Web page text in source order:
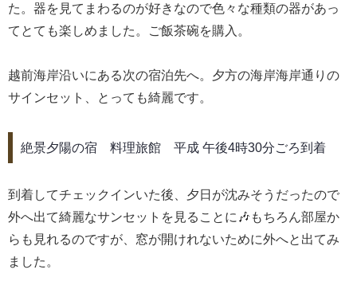
た。器を見てまわるのが好きなので色々な種類の器があっ
てとても楽しめました。ご飯茶碗を購入。
越前海岸沿いにある次の宿泊先へ。夕方の海岸海岸通りの
サインセット、とっても綺麗です。
絶景夕陽の宿 料理旅館 平成 午後4時30分ごろ到着
到着してチェックインいた後、夕日が沈みそうだったので
外へ出て綺麗なサンセットを見ることに🎶もちろん部屋か
らも見れるのですが、窓が開けれないために外へと出てみ
ました。